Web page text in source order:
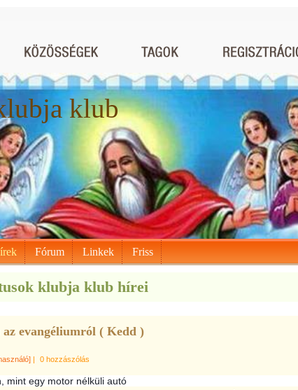
klub
Fórum Linkek Friss
klubja klub hírei
az evangéliumról ( Kedd )
| 0 hozzászólás
mint egy motor nélküli autó